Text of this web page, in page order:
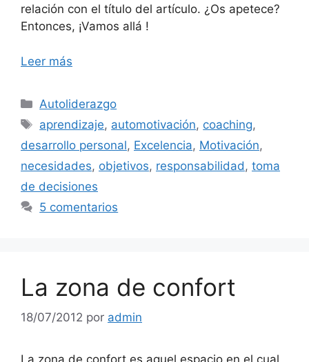
relación con el título del artículo. ¿Os apetece?
Entonces, ¡Vamos allá !
Leer más
Categorías
Autoliderazgo
Etiquetas
aprendizaje, automotivación, coaching,
desarrollo personal, Excelencia, Motivación,
necesidades, objetivos, responsabilidad , toma
de decisiones
5 comentarios
La zona de confort
18/07/2012 por admin